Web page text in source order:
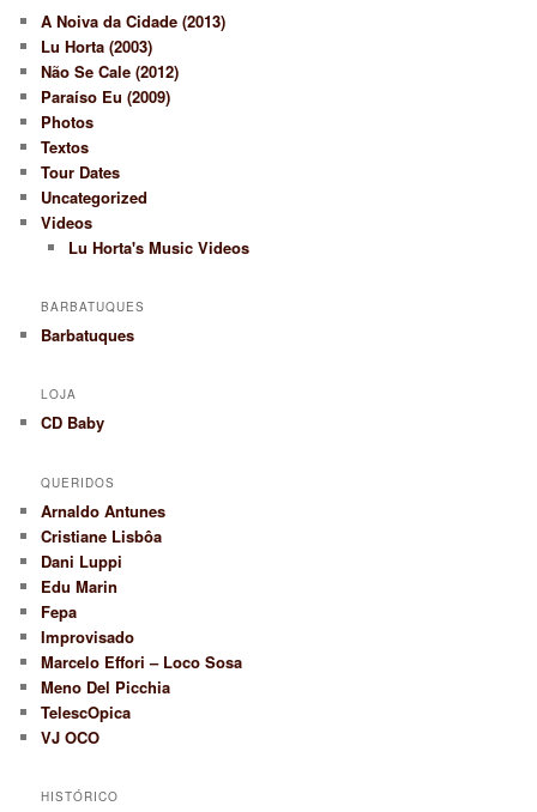
A Noiva da Cidade (2013)
Lu Horta (2003)
Não Se Cale (2012)
Paraíso Eu (2009)
Photos
Textos
Tour Dates
Uncategorized
Videos
Lu Horta's Music Videos
BARBATUQUES
Barbatuques
LOJA
CD Baby
QUERIDOS
Arnaldo Antunes
Cristiane Lisbôa
Dani Luppi
Edu Marin
Fepa
Improvisado
Marcelo Effori – Loco Sosa
Meno Del Picchia
TelescOpica
VJ OCO
HISTÓRICO